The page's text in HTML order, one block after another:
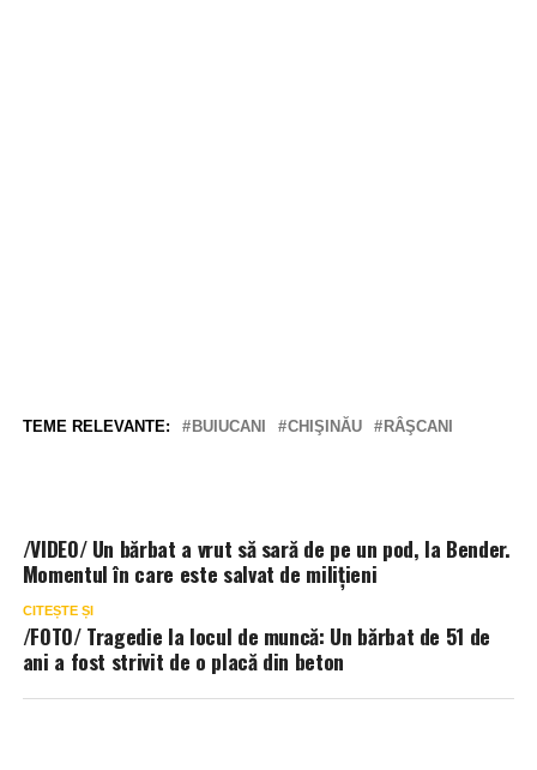
TEME RELEVANTE: BUIUCANI CHIŞINĂU RÂŞCANI
/VIDEO/ Un bărbat a vrut să sară de pe un pod, la Bender.
Momentul în care este salvat de milițieni
CITEȘTE ȘI
/FOTO/ Tragedie la locul de muncă: Un bărbat de 51 de
ani a fost strivit de o placă din beton